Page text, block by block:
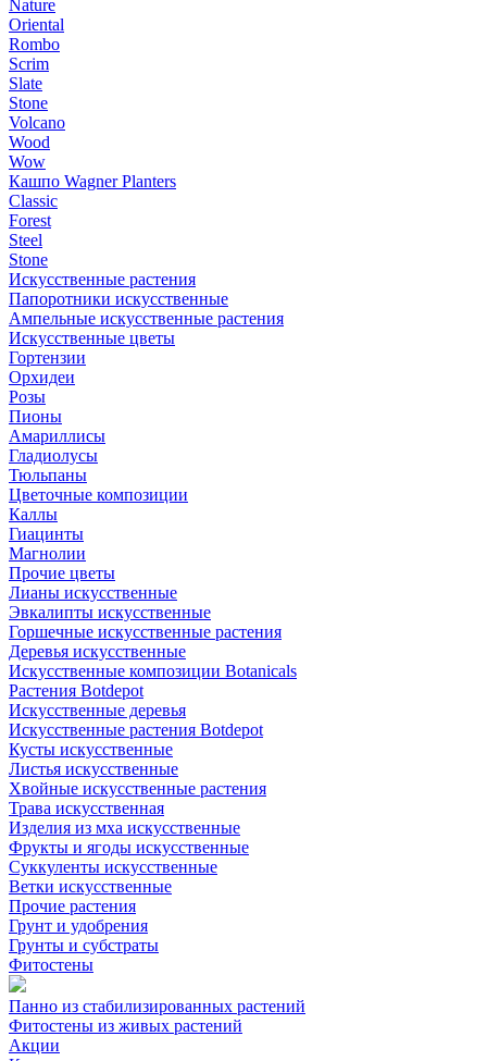
Nature
Oriental
Rombo
Scrim
Slate
Stone
Volcano
Wood
Wow
Кашпо Wagner Planters
Classic
Forest
Steel
Stone
Искусственные растения
Папоротники искусственные
Ампельные искусственные растения
Искусственные цветы
Гортензии
Орхидеи
Розы
Пионы
Амариллисы
Гладиолусы
Тюльпаны
Цветочные композиции
Каллы
Гиацинты
Магнолии
Прочие цветы
Лианы искусственные
Эвкалипты искусственные
Горшечные искусственные растения
Деревья искусственные
Искусственные композиции Botanicals
Растения Botdepot
Искусственные деревья
Искусственные растения Botdepot
Кусты искусственные
Листья искусственные
Хвойные искусственные растения
Трава искусственная
Изделия из мха искусственные
Фрукты и ягоды искусственные
Суккуленты искусственные
Ветки искусственные
Прочие растения
Грунт и удобрения
Грунты и субстраты
Фитостены
Панно из стабилизированных растений
Фитостены из живых растений
Акции